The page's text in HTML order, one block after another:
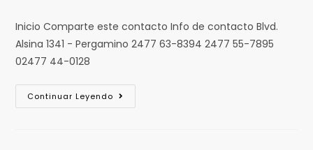
Inicio Comparte este contacto Info de contacto Blvd.
Alsina 1341 - Pergamino 2477 63-8394 2477 55-7895
02477 44-0128
Continuar Leyendo